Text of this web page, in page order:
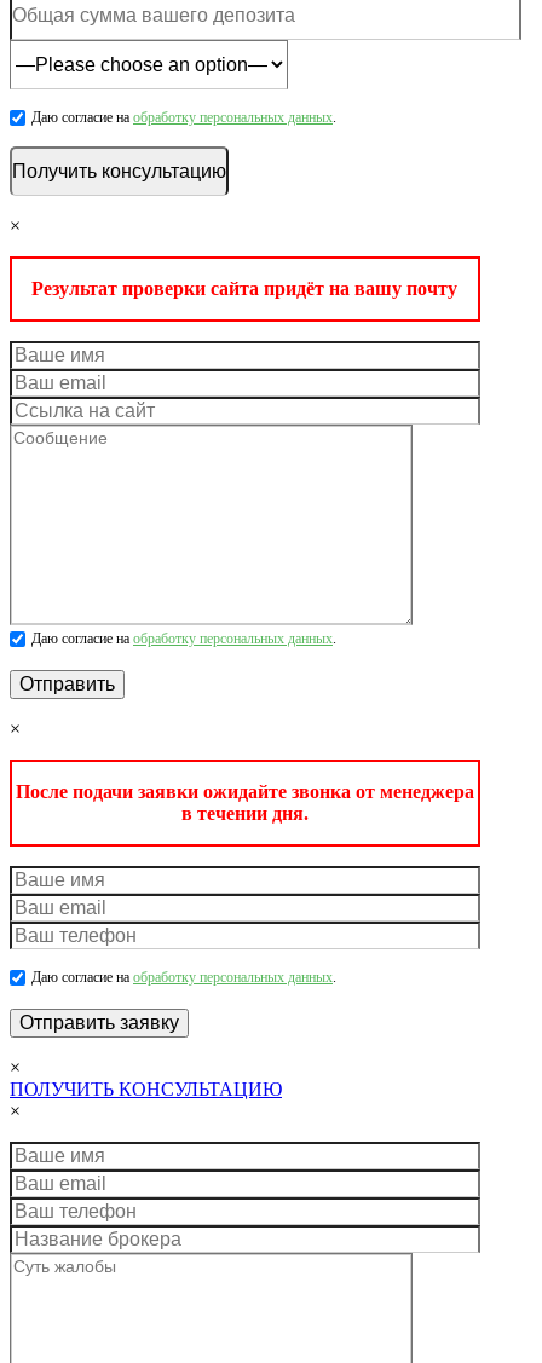
Даю согласие на обработку персональных данных.
×
Результат проверки сайта придёт на вашу почту
Даю согласие на обработку персональных данных.
×
После подачи заявки ожидайте звонка от менеджера
в течении дня.
Даю согласие на обработку персональных данных.
×
ПОЛУЧИТЬ КОНСУЛЬТАЦИЮ
×